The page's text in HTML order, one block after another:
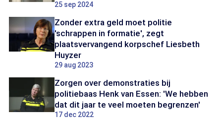
25 sep 2024
Zonder extra geld moet politie
'schrappen in formatie', zegt
plaatsvervangend korpschef Liesbeth
Huyzer
29 aug 2023
Zorgen over demonstraties bij
politiebaas Henk van Essen: 'We hebben
dat dit jaar te veel moeten begrenzen'
17 dec 2022